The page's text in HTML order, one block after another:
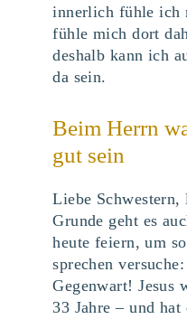
innerlich fühle ich
fühle mich dort
deshalb kann ich
da sein.
Beim Herrn
gut sein
Liebe
Grunde geht es
heute feiern, um
sprechen
Gegenwart! Jesus
33 Jahre – und hat